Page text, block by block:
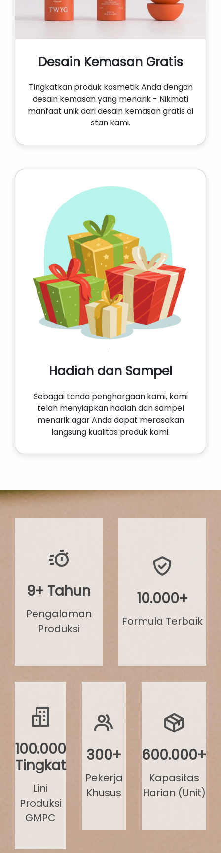
Desain Kemasan Gratis
Tingkatkan produk kosmetik Anda dengan
desain kemasan yang menarik - Nikmati
manfaat unik dari desain kemasan gratis di
stan kami.
Hadiah dan Sampel
Sebagai tanda penghargaan kami, kami
telah menyiapkan hadiah dan sampel
menarik agar Anda dapat merasakan
langsung kualitas produk kami.
9+ Tahun
Pengalaman
Produksi
10.000+
Formula Terbaik
100.000
Tingkat
Lini
Produksi
GMPC
300+
Pekerja
Khusus
600.000+
Kapasitas
Harian (Unit)